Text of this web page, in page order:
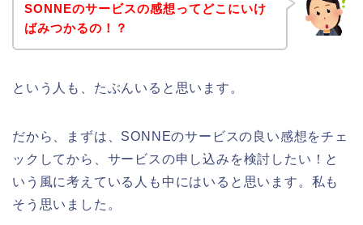
SONNEのサービスの感想ってどこにいけ
ばみつかるの！？
という人も、たぶんいると思います。
だから、まずは、SONNEのサービスの良い感想をチェ
ックしてから、サービスの申し込みを検討したい！と
いう風に考えている人も中にはいると思います。私も
そう思いました。